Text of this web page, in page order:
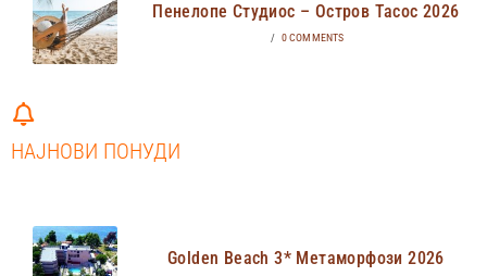
Пенелопе Студиос – Остров Тасос 2026
/ 0 COMMENTS
НАЈНОВИ ПОНУДИ
Golden Beach 3* Метаморфози 2026